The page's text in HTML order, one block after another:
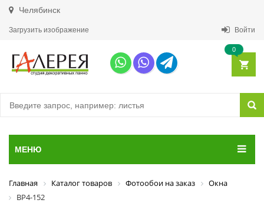
Челябинск
Загрузить изображение Войти
0
МЕНЮ
Главная Каталог товаров Фотообои на заказ
Окна
ВР4-152